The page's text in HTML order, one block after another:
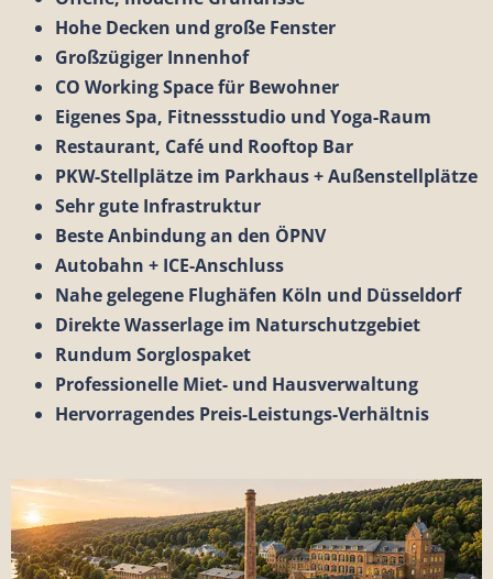
Hohe Decken und große Fenster
Großzügiger Innenhof
CO Working Space für Bewohner
Eigenes Spa, Fitnessstudio und Yoga-Raum
Restaurant, Café und Rooftop Bar
PKW-Stellplätze im Parkhaus + Außenstellplätze
Sehr gute Infrastruktur
Beste Anbindung an den ÖPNV
Autobahn + ICE-Anschluss
Nahe gelegene Flughäfen Köln und Düsseldorf
Direkte Wasserlage im Naturschutzgebiet
Rundum Sorglospaket
Professionelle Miet- und Hausverwaltung
Hervorragendes Preis-Leistungs-Verhältnis